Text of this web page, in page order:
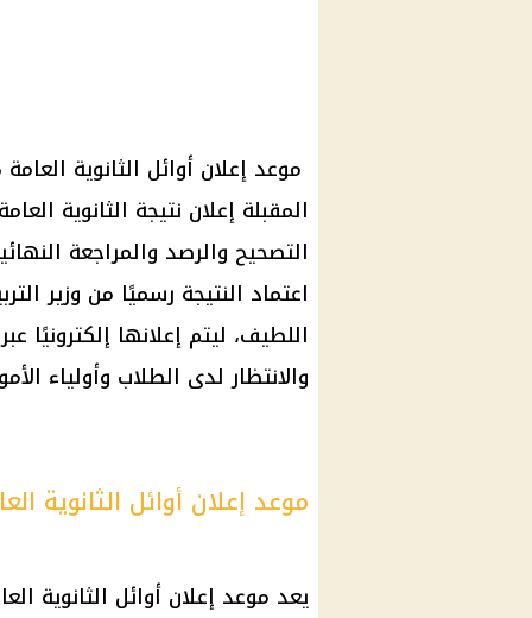
التصحيح والرصد والمراجعة
اعتماد النتيجة رسميًا من وزير
اللطيف، ليتم إعلانها
والانتظار لدى الطلاب وأولياء
موعد إعلان أوائل الثانوية